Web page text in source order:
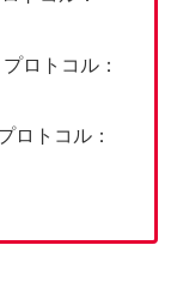
ロトコル：
ロトコル：